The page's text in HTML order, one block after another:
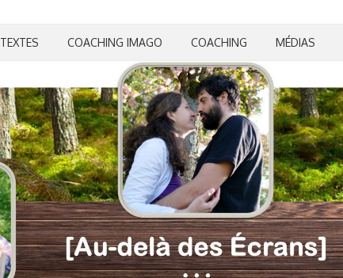
TEXTES COACHING IMAGO COACHING MÉDIAS